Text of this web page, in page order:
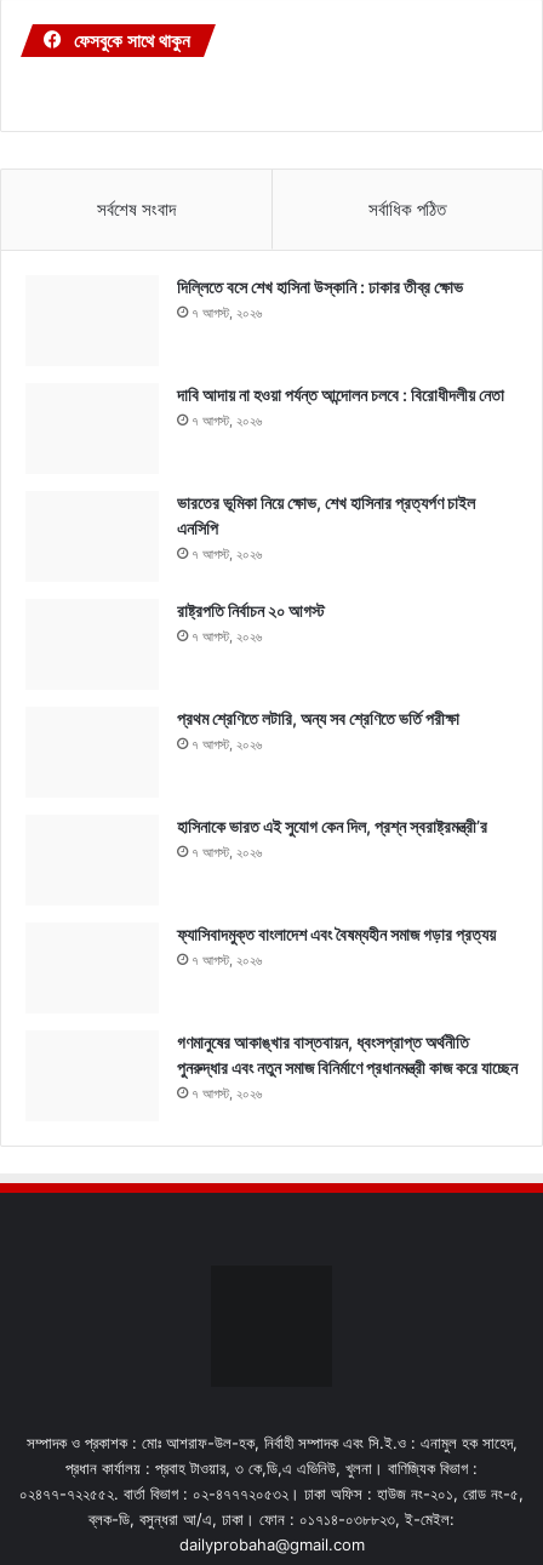
ফেসবুকে সাথে থাকুন
সর্বশেষ সংবাদ সর্বাধিক পঠিত
দিল্লিতে বসে শেখ হাসিনা উস্কানি : ঢাকার তীব্র ক্ষোভ
৭ আগস্ট, ২০২৬
দাবি আদায় না হওয়া পর্যন্ত আন্দোলন চলবে : বিরোধীদলীয় নেতা
৭ আগস্ট, ২০২৬
ভারতের ভূমিকা নিয়ে ক্ষোভ, শেখ হাসিনার প্রত্যর্পণ চাইল
এনসিপি
৭ আগস্ট, ২০২৬
রাষ্ট্রপতি নির্বাচন ২০ আগস্ট
৭ আগস্ট, ২০২৬
প্রথম শ্রেণিতে লটারি, অন্য সব শ্রেণিতে ভর্তি পরীক্ষা
৭ আগস্ট, ২০২৬
হাসিনাকে ভারত এই সুযোগ কেন দিল, প্রশ্ন স্বরাষ্ট্রমন্ত্রী’র
৭ আগস্ট, ২০২৬
ফ্যাসিবাদমুক্ত বাংলাদেশ এবং বৈষম্যহীন সমাজ গড়ার প্রত্যয়
৭ আগস্ট, ২০২৬
গণমানুষের আকাঙ্খার বাস্তবায়ন, ধ্বংসপ্রাপ্ত অর্থনীতি
পুনরুদ্ধার এবং নতুন সমাজ বিনির্মাণে প্রধানমন্ত্রী কাজ করে যাচ্ছেন
৭ আগস্ট, ২০২৬
সম্পাদক ও প্রকাশক : মোঃ আশরাফ-উল-হক, নির্বাহী সম্পাদক এবং সি.ই.ও : এনামুল হক সাহেদ,
প্রধান কার্যালয় : প্রবাহ টাওয়ার, ৩ কে,ডি,এ এভিনিউ, খুলনা। বাণিজ্যিক বিভাগ :
০২৪৭৭-৭২২৫৫২. বার্তা বিভাগ : ০২-৪৭৭৭২০৫৩২। ঢাকা অফিস : হাউজ নং-২০১, রোড নং-৫,
ব্লক-ডি, বসুন্ধরা আ/এ, ঢাকা। ফোন : ০১৭১৪-০৩৮৮২৩, ই-মেইল:
dailyprobaha@gmail.com